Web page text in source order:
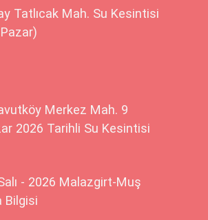
Tatlıcak Mah. Su Kesintisi
Merkez Mah. 9
2026 Tarihli Su Kesintisi
- 2026 Malazgirt-Muş
Bilgisi